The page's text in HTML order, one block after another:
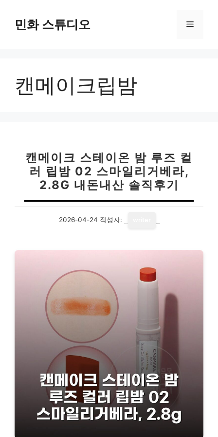
민화 스튜디오 메
캔메이크립밤
캔메이크 스테이온 밤 루즈 컬
러 립밤 02 스마일리거베라,
2.8G 내돈내산 솔직후기
2026-04-24 작성자: